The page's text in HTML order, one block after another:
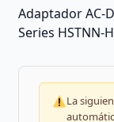
Adaptador AC-
Series HSTNN-
La